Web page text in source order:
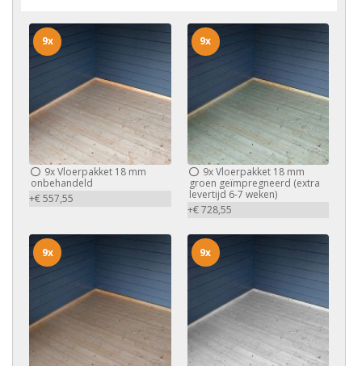
9xVloerpakket 18 mm
onbehandeld
+€ 557,55
9x
9xVloerpakket 18 mm
groen geïmpregneerd (extra
levertijd 6-7 weken)
+€ 728,55
9x
9x 9x